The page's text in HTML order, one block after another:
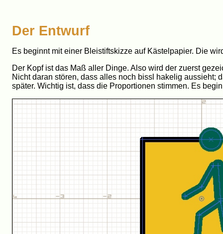
Der Entwurf
Es beginnt mit einer Bleistiftskizze auf Kästelpapier. Die
Der Kopf ist das Maß aller Dinge. Also wird der zuerst
Nicht daran stören, dass alles noch bissl hakelig aussieht;
später. Wichtig ist, dass die Proportionen stimmen. Es